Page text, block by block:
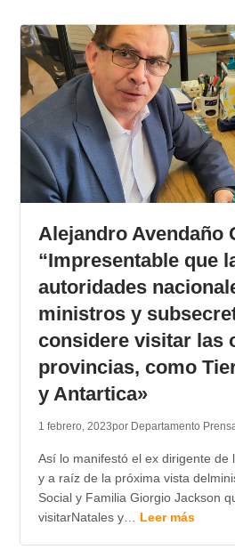
Alejandro Avendaño
“Impresentable que
autoridades
ministros y
considere visitar las
provincias, como
y Antartica»
1 febrero, 2023por Departamento
Así lo manifestó el ex dirigente de
y a raíz de la próxima vista
Social y Familia Giorgio Jackson
visitarNatales y… Leer más